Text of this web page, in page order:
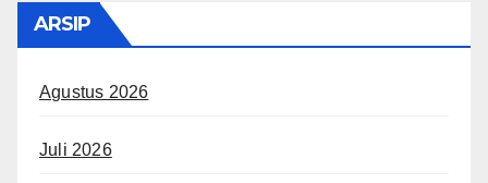
ARSIP
Agustus 2026
Juli 2026